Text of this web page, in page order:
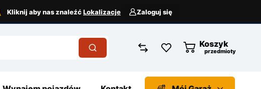
Kliknij aby nas znaleźćLokalizacje Zaloguj się
Koszyk
przedmioty